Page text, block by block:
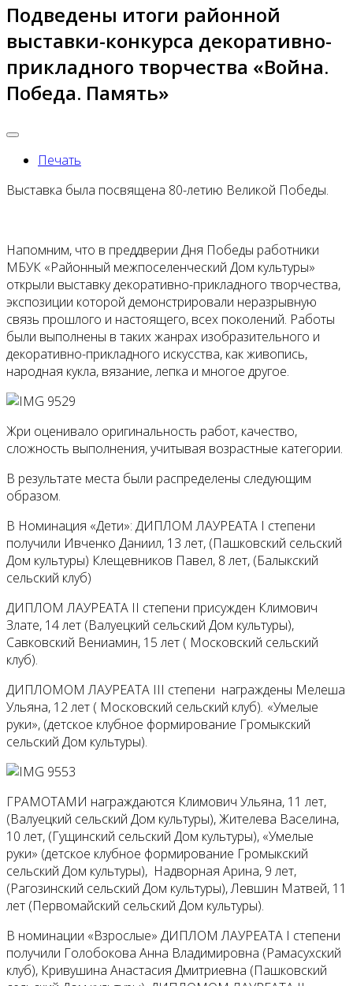
Подведены итоги районной
выставки-конкурса декоративно-
прикладного творчества «Война.
Победа. Память»
Печать
Выставка была посвящена 80-летию Великой Победы.
Напомним, что в преддверии Дня Победы работники
МБУК «Районный межпоселенческий Дом культуры»
открыли выставку декоративно-прикладного творчества,
экспозиции которой демонстрировали неразрывную
связь прошлого и настоящего, всех поколений. Работы
были выполнены в таких жанрах изобразительного и
декоративно-прикладного искусства, как живопись,
народная кукла, вязание, лепка и многое другое.
Жри оценивало оригинальность работ, качество,
сложность выполнения, учитывая возрастные категории.
В результате места были распределены следующим
образом.
В Номинация «Дети»: ДИПЛОМ ЛАУРЕАТА I степени
получили Ивченко Даниил, 13 лет, (Пашковский сельский
Дом культуры) Клещевников Павел, 8 лет, (Балыкский
сельский клуб)
ДИПЛОМ ЛАУРЕАТА II степени присужден Климович
Злате, 14 лет (Валуецкий сельский Дом культуры),
Савковский Вениамин, 15 лет ( Московский сельский
клуб).
ДИПЛОМОМ ЛАУРЕАТА III степени награждены Мелеша
Ульяна, 12 лет ( Московский сельский клуб). «Умелые
руки», (детское клубное формирование Громыкский
сельский Дом культуры).
ГРАМОТАМИ награждаются Климович Ульяна, 11 лет,
(Валуецкий сельский Дом культуры), Жителева Васелина,
10 лет, (Гущинский сельский Дом культуры), «Умелые
руки» (детское клубное формирование Громыкский
сельский Дом культуры), Надворная Арина, 9 лет,
(Рагозинский сельский Дом культуры), Левшин Матвей, 11
лет (Первомайский сельский Дом культуры).
В номинации «Взрослые» ДИПЛОМ ЛАУРЕАТА I степени
получили Голобокова Анна Владимировна (Рамасухский
клуб), Кривушина Анастасия Дмитриевна (Пашковский